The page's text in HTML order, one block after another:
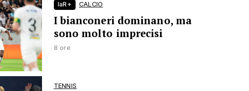
laR+ CALCIO
I bianconeri dominano, ma
sono molto imprecisi
8 ore
TENNIS